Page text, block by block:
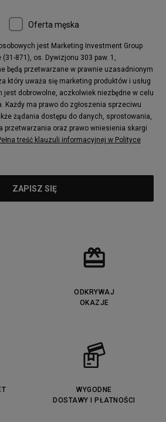
Oferta męska
jest Marketing Investment Group
871), os. Dywizjonu 303 paw. 1,
będą przetwarzane w prawnie uzasadnionym
który uważa się marketing produktów i usług
jest dobrowolne, aczkolwiek niezbędne w celu
Każdy ma prawo do zgłoszenia sprzeciwu
żądania dostępu do danych, sprostowania,
przetwarzania oraz prawo wniesienia skargi
treść klauzuli informacyjnej w Polityce
ODKRYWAJ
OKAZJE
WYGODNE
DOSTAWY I PŁATNOŚCI